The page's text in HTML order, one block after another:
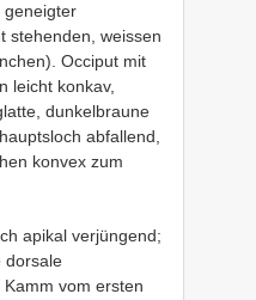
geneigter
stehenden, weissen
Occiput mit
leicht konkav,
dunkelbraune
abfallend,
konvex zum
apikal verjüngend;
dorsale
vom ersten